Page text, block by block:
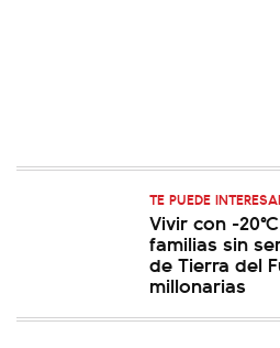
TE PUEDE
Vivir con -
familias sin
de Tierra del
millonarias